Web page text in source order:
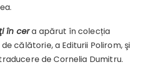
în cera apărut în colecția
călătorie, a Editurii Polirom, şi
de Cornelia Dumitru.